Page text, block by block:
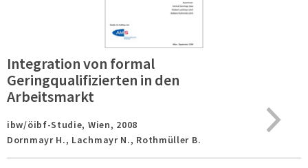
Integration von formal
Geringqualifizierten in den
Arbeitsmarkt
ibw/öibf-Studie, Wien, 2008
Dornmayr H., Lachmayr N., Rothmüller B.